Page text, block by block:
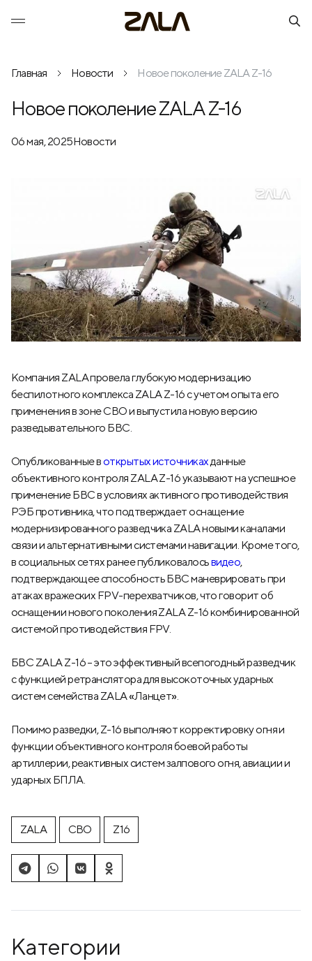
Главная Новости Новое поколение ZALA Z-16
Новое поколение ZALA Z-16
06 мая, 2025Новости
Компания ZALA провела глубокую модернизацию
беспилотного комплекса ZALA Z-16 с учетом опыта его
применения в зоне СВО и выпустила новую версию
разведывательного БВС.
Опубликованные воткрытых источникахданные
объективного контроля ZALA Z-16 указывают на успешное
применение БВС в условиях активного противодействия
РЭБ противника, что подтверждает оснащение
модернизированного разведчика ZALA новыми каналами
связи и альтернативными системами навигации. Кроме того,
в социальных сетях ранее публиковалосьвидео,
подтверждающее способность БВС маневрировать при
атаках вражеских FPV-перехватчиков, что говорит об
оснащении нового поколения ZALA Z-16 комбинированной
системой противодействия FPV.
БВС ZALA Z-16 – это эффективный всепогодный разведчик
с функцией ретранслятора для высокоточных ударных
систем семейства ZALA«Ланцет».
Помимо разведки, Z-16 выполняют корректировку огня и
функции объективного контроля боевой работы
артиллерии, реактивных систем залпового огня, авиации и
ударных БПЛА.
ZALA СВО Z16
Категории